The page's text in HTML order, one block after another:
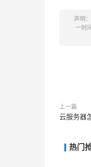
声明
一时
上一篇
云服务器
热门